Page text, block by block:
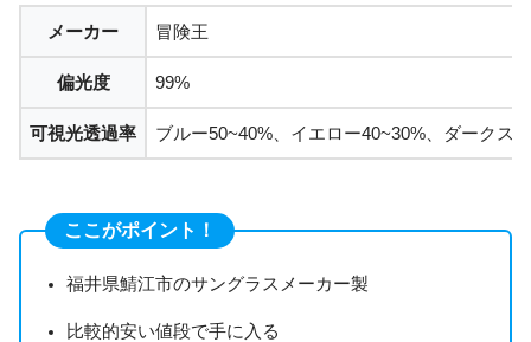
メーカー 冒険王
偏光度 99%
可視光透過率 ブルー50~40%、イエロー40~30%、ダークス
ここがポイント！
福井県鯖江市のサングラスメーカー製
比較的安い値段で手に入る